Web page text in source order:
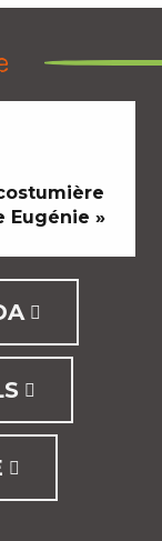
Eugénie »